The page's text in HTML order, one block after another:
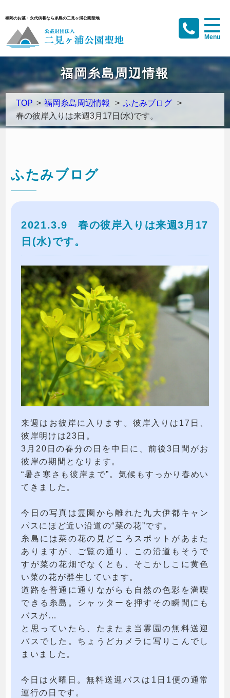
福岡のお墓・永代供養なら糸島の二見ヶ浦公園聖地
福岡糸島周辺情報
TOP > 福岡糸島周辺情報 > ふたみブログ
>
春の彼岸入りは来週3月17日(水)です。
ふたみブログ
2021.3.9
春の彼岸入りは来週3月17
日(水)です。
来週はお彼岸に入ります。彼岸入りは17日、
彼岸明けは23日。
3月20日の春分の日を中日に、前後3日間がお
彼岸の期間となります。
“暑さ寒さも彼岸まで”。気候もすっかり春めい
てきました。
今日の写真は霊園から離れた九大伊都キャン
パスにほど近い沿道の“菜の花”です。
糸島には菜の花の見どころスポットがあまた
ありますが、ご覧の通り、この沿道もそうで
すが菜の花畑でなくとも、そこかしこに黄色
い菜の花が群生しています。
道路を普通に通りながらも自然の色彩を満喫
できる糸島。シャッターを押すその瞬間にも
バスが…
と思っていたら、たまたま当霊園の無料送迎
バスでした。ちょうどカメラに写りこんでし
まいました。
今日は火曜日。無料送迎バスは1日1便の通常
運行の日です。